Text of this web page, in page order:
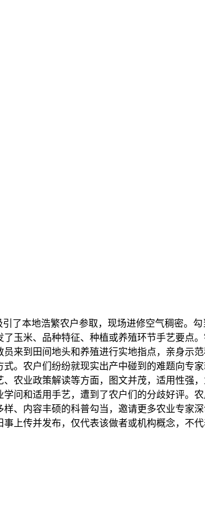
本地浩繁农户参取，现场进修空气稠密。
玉米、品种特征、种植或养殖环节手艺要点
来到田间地头和养殖进行实地指点，亲身示
。农户们纷纷就现实出产中碰到的难题向专
农业政策解读等方面，图文并茂，适用性强
问和适用手艺，遭到了农户们的分歧好评。
、内容丰硕的科普勾当，邀请更多农业专家
上传并发布，仅代表该做者或机构概念，不